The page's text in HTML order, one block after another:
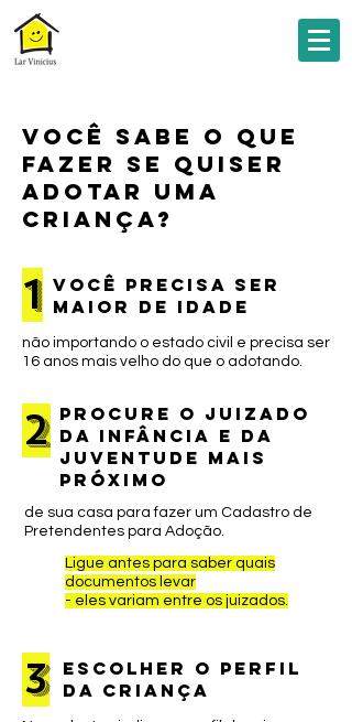
Você sabe o que
fazer se quiser
adotar uma
criança?
você precisa ser
maior de idade
1
não importando o estado civil e precisa ser
16 anos mais velho do que o adotando.
2 procure o juizado
da infância e da
juventude Mais
próximo
de sua casa para fazer um Cadastro de
Pretendentes para Adoção.
Ligue antes para saber quais
documentos levar
- eles variam entre os juizados.
3
escolher o perfil
da criança